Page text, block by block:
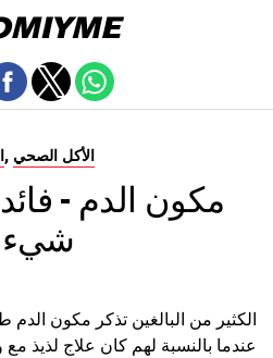
, الأكل الصحي
مكون الدم -
الكثير من البالغين تذكر مكون الدم
عندما بالنسبة لهم كان علاج لذيذ